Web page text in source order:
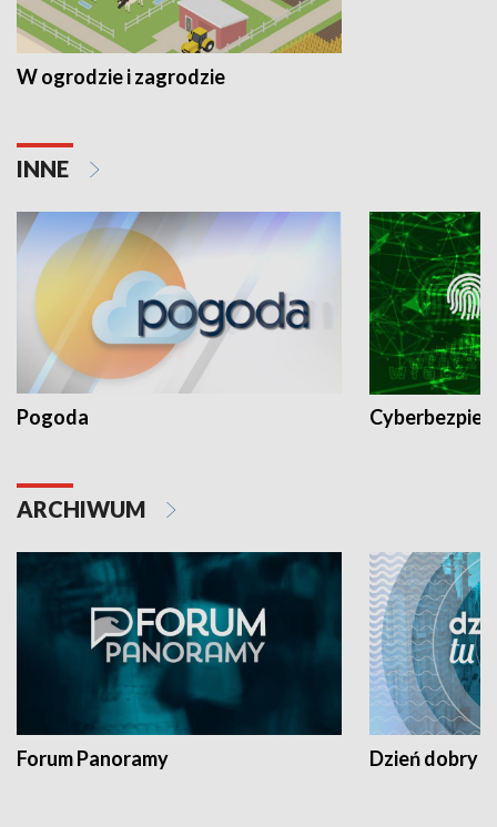
W ogrodzie i zagrodzie
INNE
Pogoda
ARCHIWUM
Forum Panoramy Dzień dobry